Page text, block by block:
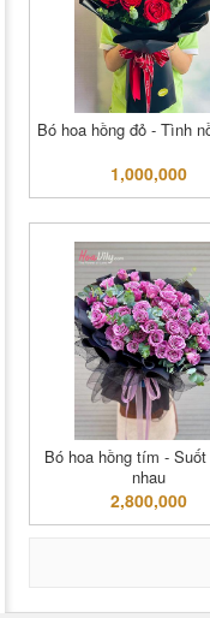
Bó hoa hồng đỏ - Tình
1,000,000
Bó hoa hồng tím -
nhau
2,800,000